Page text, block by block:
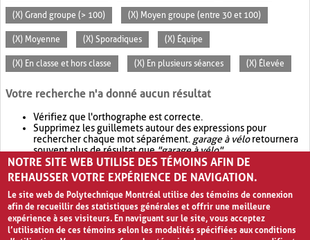
(X) Grand groupe (> 100) (X) Moyen groupe (entre 30 et 100)
(X) Moyenne (X) Sporadiques (X) Équipe
(X) En classe et hors classe (X) En plusieurs séances (X) Élevée
Votre recherche n'a donné aucun résultat
Vérifiez que l'orthographe est correcte.
Supprimez les guillemets autour des expressions pour
rechercher chaque mot séparément. garage à véloretournera
souvent plus de résultat que"garage à vélo".
Envisagez d'élargir votre recherche avec OR.garage OR vélo
retournera souvent plus de résultat quegarage à vélo
NOTRE SITE WEB UTILISE DES TÉMOINS AFIN DE
REHAUSSER VOTRE EXPÉRIENCE DE NAVIGATION.
Le site web de Polytechnique Montréal utilise des témoins de connexion
afin de recueillir des statistiques générales et offrir une meilleure
expérience à ses visiteurs. En naviguant sur le site, vous acceptez
l’utilisation de ces témoins selon les modalités spécifiées aux conditions